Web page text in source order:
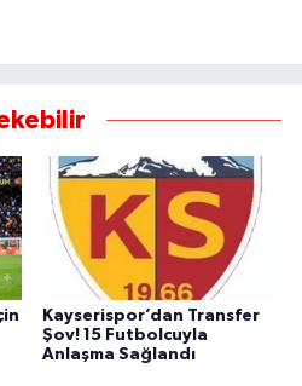
Kayserispor’dan Transfer
Şov! 15 Futbolcuyla
Anlaşma Sağlandı